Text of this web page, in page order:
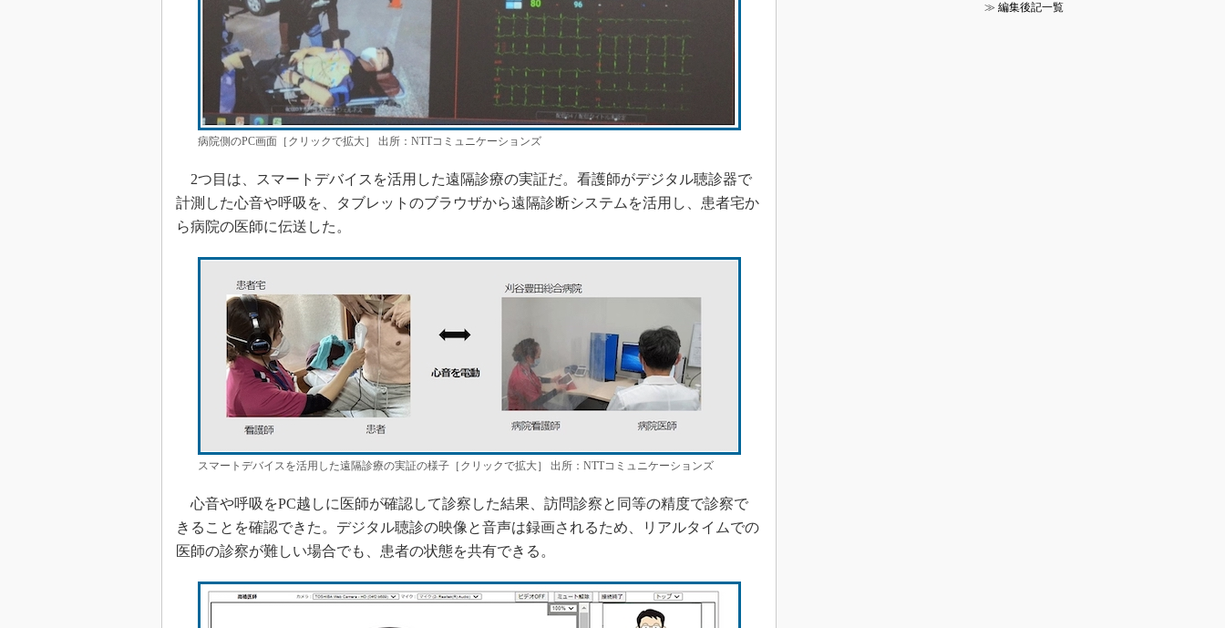
病院側のPC画面［クリックで拡大］ 出所：NTTコミュニケーションズ
2つ目は、スマートデバイスを活用した遠隔診療の実証だ。看護師がデジタル聴診器で
計測した心音や呼吸を、タブレットのブラウザから遠隔診断システムを活用し、患者宅か
ら病院の医師に伝送した。
スマートデバイスを活用した遠隔診療の実証の様子［クリックで拡大］ 出所：NTTコミュニケーションズ
心音や呼吸をPC越しに医師が確認して診察した結果、訪問診察と同等の精度で診察で
きることを確認できた。デジタル聴診の映像と音声は録画されるため、リアルタイムでの
医師の診察が難しい場合でも、患者の状態を共有できる。
≫ 編集後記一覧